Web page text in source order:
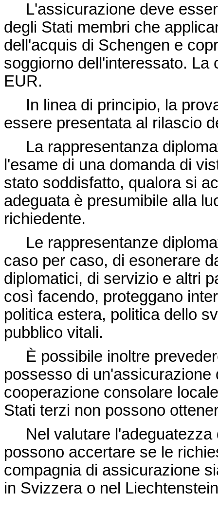
L'assicurazione deve
degli Stati membri che
dell'acquis di Schengen e
soggiorno dell'interessato. La
EUR.
In linea di principio, la
essere presentata al rilascio
La rappresentanza
l'esame di una domanda di
stato soddisfatto, qualora si
adeguata è presumibile alla
richiedente.
Le rappresentanze
caso per caso, di esonerare
diplomatici, di servizio e altri
così facendo, proteggano
politica estera, politica dello
pubblico vitali.
È possibile inoltre
possesso di
cooperazione consolare
Stati terzi non possono
Nel valutare l'adeguatezza
possono accertare se le
compagnia di assicurazione
in Svizzera o nel